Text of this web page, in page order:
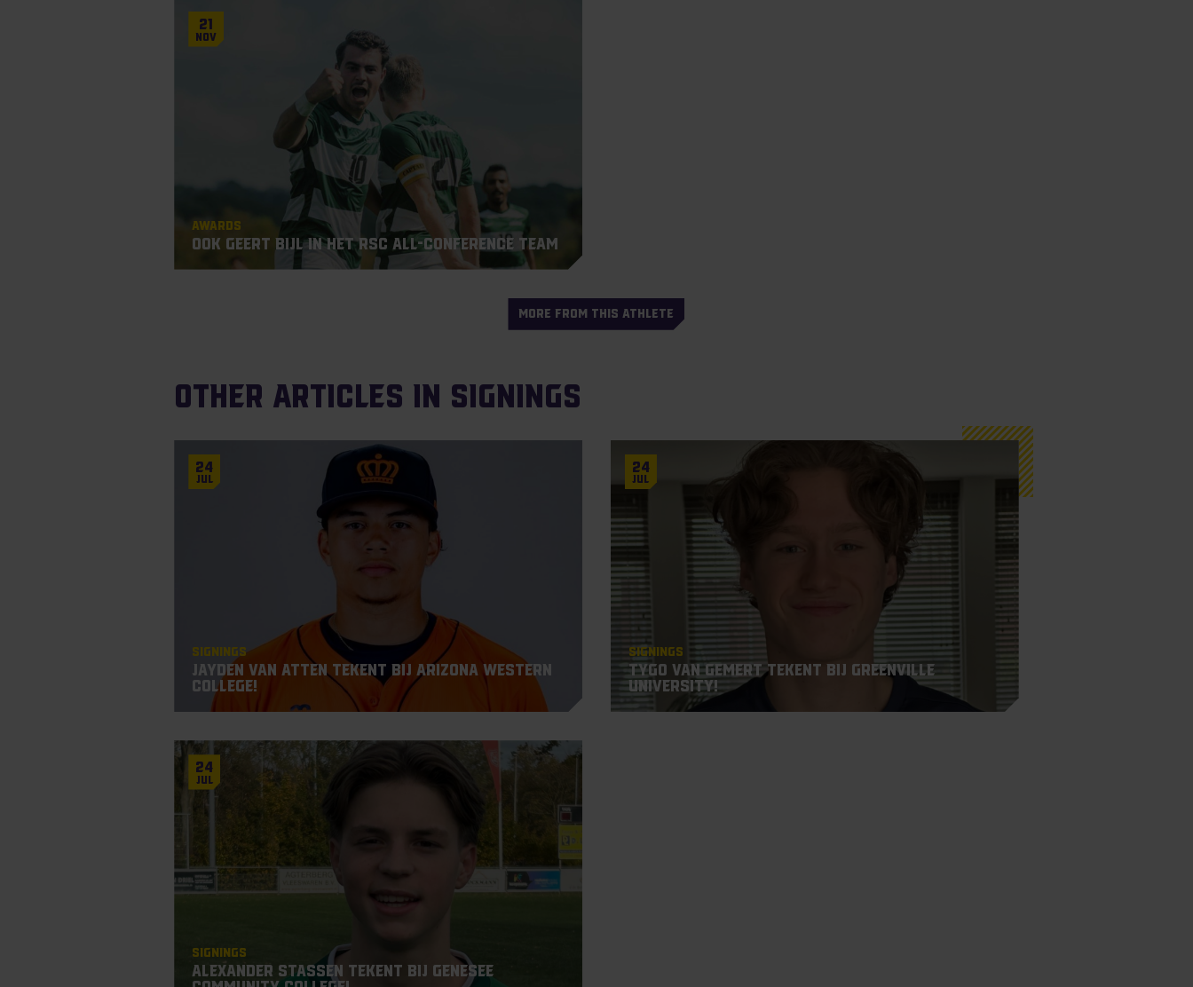
21
Nov
Awards
Ook Geert Bijl in het RSC All-Conference Team
MORE FROM THIS ATHLETE
Other articles in Signings
24
Jul
Signings
Jayden Van Atten tekent bij Arizona Western
College!
24
Jul
Signings
Tygo van Gemert tekent bij Greenville
University!
24
Jul
Signings
Alexander Stassen tekent bij Genesee